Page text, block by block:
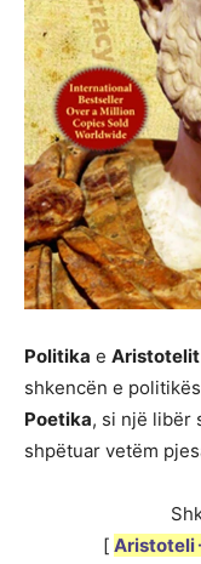
Politika e Aristotelit
shkencën e
Poetika, si një libër
shpëtuar vetëm
[ Aristoteli